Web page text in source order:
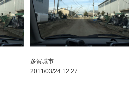
多賀城市
2011/03/24 12:27